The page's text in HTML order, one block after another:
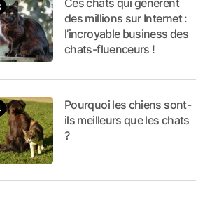
Ces chats qui génèrent
des millions sur Internet :
l’incroyable business des
chats-fluenceurs !
Pourquoi les chiens sont-
ils meilleurs que les chats
?